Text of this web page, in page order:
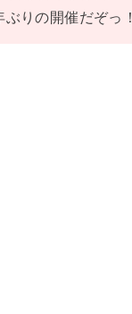
ぶりの開催だぞっ！